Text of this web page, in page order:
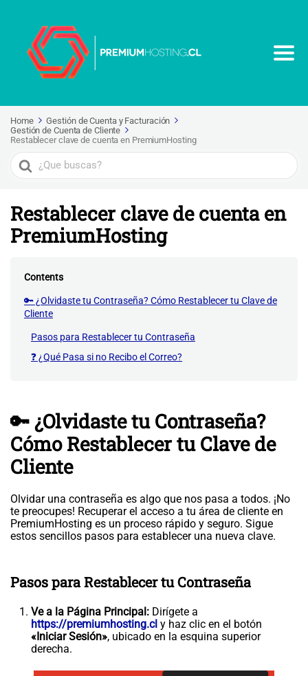
Home
Gestión de Cuenta y Facturación
Gestión de Cuenta de Cliente
Restablecer clave de cuenta en PremiumHosting
Search
For
Restablecer clave de cuenta en
PremiumHosting
Contents
🔑 ¿Olvidaste tu Contraseña? Cómo Restablecer tu Clave de
Cliente
Pasos para Restablecer tu Contraseña
❓ ¿Qué Pasa si no Recibo el Correo?
🔑 ¿Olvidaste tu Contraseña?
Cómo Restablecer tu Clave de
Cliente
Olvidar una contraseña es algo que nos pasa a todos. ¡No
te preocupes! Recuperar el acceso a tu área de cliente en
PremiumHosting es un proceso rápido y seguro. Sigue
estos sencillos pasos para establecer una nueva clave.
Pasos para Restablecer tu Contraseña
Ve a la Página Principal: Dirígete a
https://premiumhosting.cl y haz clic en el botón
«Iniciar Sesión», ubicado en la esquina superior
derecha.